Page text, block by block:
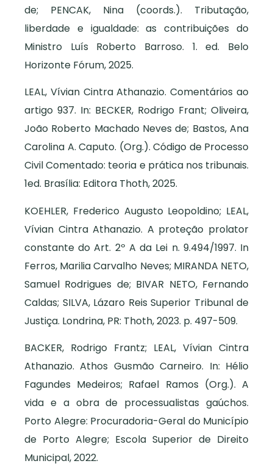
de; PENCAK, Nina (coords.). Tributação,
liberdade e igualdade: as contribuições do
Ministro Luís Roberto Barroso. 1. ed. Belo
Horizonte Fórum, 2025.
LEAL, Vívian Cintra Athanazio. Comentários ao
artigo 937. In: BECKER, Rodrigo Frant; Oliveira,
João Roberto Machado Neves de; Bastos, Ana
Carolina A. Caputo. (Org.). Código de Processo
Civil Comentado: teoria e prática nos tribunais.
1ed. Brasília: Editora Thoth, 2025.
KOEHLER, Frederico Augusto Leopoldino; LEAL,
Vívian Cintra Athanazio. A proteção prolator
constante do Art. 2º A da Lei n. 9.494/1997. In
Ferros, Marilia Carvalho Neves; MIRANDA NETO,
Samuel Rodrigues de; BIVAR NETO, Fernando
Caldas; SILVA, Lázaro Reis Superior Tribunal de
Justiça. Londrina, PR: Thoth, 2023. p. 497-509.
BACKER, Rodrigo Frantz; LEAL, Vívian Cintra
Athanazio. Athos Gusmão Carneiro. In: Hélio
Fagundes Medeiros; Rafael Ramos (Org.). A
vida e a obra de processualistas gaúchos.
Porto Alegre: Procuradoria-Geral do Município
de Porto Alegre; Escola Superior de Direito
Municipal, 2022.